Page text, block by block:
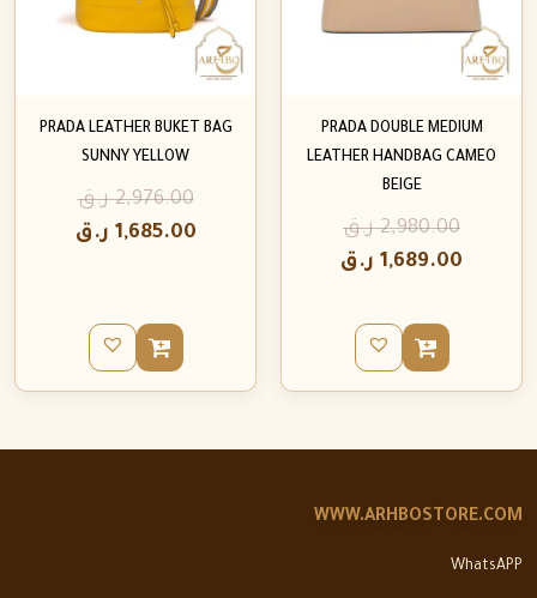
PRADA DOUBLE MEDIUM
LEATHER HANDBAG CAMEO
BEIGE
2,980.00 ر.ق
1,689.00 ر.ق
PRADA LEATHER BUKET BAG
SUNNY YELLOW
2,976.00 ر.ق
1,685.00 ر.ق
WWW.ARHBOSTORE.COM
WhatsAPP